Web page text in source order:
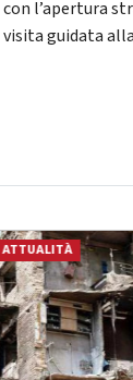
con l’apertura
visita guidata
ATTUALITÀ